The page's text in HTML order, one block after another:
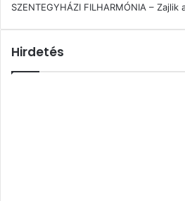
SZENTEGYHÁZI FILHARMÓNIA –
Hirdetés